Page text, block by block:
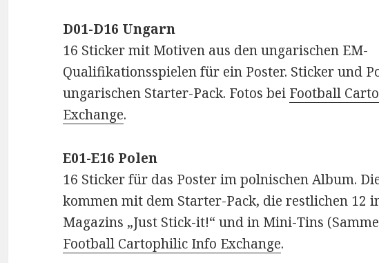
D01-D16 Ungarn
16 Sticker mit Motiven aus den ungarischen EM-
Qualifikationsspielen für ein Poster. Sticker und
ungarischen Starter-Pack. Fotos bei Football
Exchange.
E01-E16 Polen
16 Sticker für das Poster im polnischen Album.
kommen mit dem Starter-Pack, die restlichen 12
Magazins „Just Stick-it!“ und in Mini-Tins
Football Cartophilic Info Exchange.